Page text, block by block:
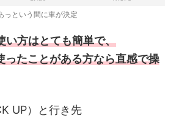
っという間に車が決定
い方はとても簡単で、
ったことがある方なら直感で操
UP）と行き先